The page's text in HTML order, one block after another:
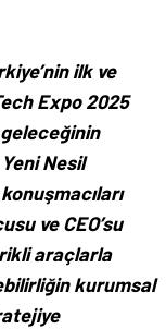
ilk ve
Expo 2025
Nesil
ve CEO’su
araçlarla
kurumsal